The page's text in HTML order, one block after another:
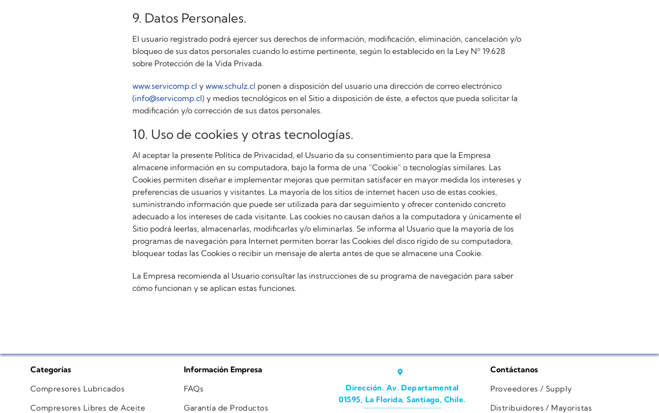
9. Datos Personales.
El usuario registrado podrá ejercer sus derechos de información, modificación, eliminación, cancelación y/o
bloqueo de sus datos personales cuando lo estime pertinente, según lo establecido en la Ley Nº 19.628
sobre Protección de la Vida Privada.
www.servicomp.cl ywww.schulz.cl ponen a disposición del usuario una dirección de correo electrónico
(info@servicomp.cl) y medios tecnológicos en el Sitio a disposición de éste, a efectos que pueda solicitar la
modificación y/o corrección de sus datos personales.
10. Uso de cookies y otras tecnologías.
Al aceptar la presente Política de Privacidad, el Usuario da su consentimiento para que la Empresa
almacene información en su computadora, bajo la forma de una “Cookie” o tecnologías similares. Las
Cookies permiten diseñar e implementar mejoras que permitan satisfacer en mayor medida los intereses y
preferencias de usuarios y visitantes. La mayoría de los sitios de internet hacen uso de estas cookies,
suministrando información que puede ser utilizada para dar seguimiento y ofrecer contenido concreto
adecuado a los intereses de cada visitante. Las cookies no causan daños a la computadora y únicamente el
Sitio podrá leerlas, almacenarlas, modificarlas y/o eliminarlas. Se informa al Usuario que la mayoría de los
programas de navegación para Internet permiten borrar las Cookies del disco rígido de su computadora,
bloquear todas las Cookies o recibir un mensaje de alerta antes de que se almacene una Cookie.
La Empresa recomienda al Usuario consultar las instrucciones de su programa de navegación para saber
cómo funcionan y se aplican estas funciones.
Categorías
Compresores Lubricados
Compresores Libres de Aceite
Información Empresa
FAQs
Garantía de Productos
Dirección. Av. Departamental
01595, La Florida, Santiago, Chile.
Contáctanos
Proveedores / Supply
Distribuidores / Mayoristas